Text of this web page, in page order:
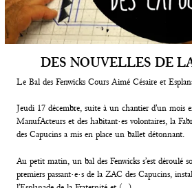
DES NOUVELLES DE
Le Bal des Fenwicks Cours Aimé Césaire et
Jeudi 17 décembre, suite à un chantier d’un mois
ManufActeurs et des habitant·es volontaires, la
des Capucins a mis en place un ballet détonnant.
Au petit matin, un bal des Fenwicks s’est déroulé
premiers passant·e·s de la ZAC des Capucins,